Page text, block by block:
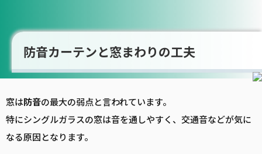
防音カーテンと窓まわりの工夫
窓は防音の最大の弱点と言われています。
特にシングルガラスの窓は音を通しやすく、交通音などが気に
なる原因となります。